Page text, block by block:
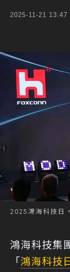
2025-11-21 13:47
2025鴻海科技日
鴻海科技集
「鴻海科技